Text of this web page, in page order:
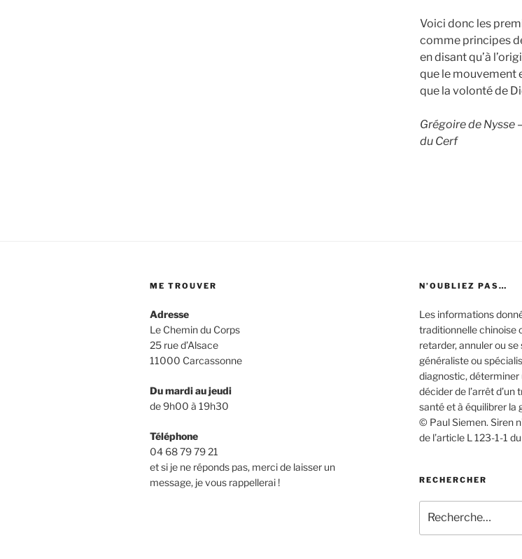
Voici donc les
comme principes
en disant qu’à
que le mouvement
que la volonté de
Grégoire de Nysse
du Cerf
ME TROUVER
Adresse
Le Chemin du Corps
25 rue d’Alsace
11000 Carcassonne
Du mardi au jeudi
de 9h00 à 19h30
Téléphone
04 68 79 79 21
et si je ne réponds pas, merci de laisser un
message, je vous rappellerai !
N’OUBLIEZ PAS…
Les informations
traditionnelle chinoise
retarder, annuler ou
généraliste ou
diagnostic,
décider de l’arrêt
santé et à équilibrer la
© Paul Siemen. Siren
de l’article L 123-1-1
RECHERCHER
pour
: